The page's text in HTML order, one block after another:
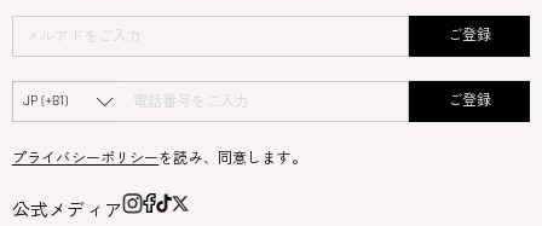
ご登録
ご登録
プライバシーポリシー を読み、同意します。
公式メディア